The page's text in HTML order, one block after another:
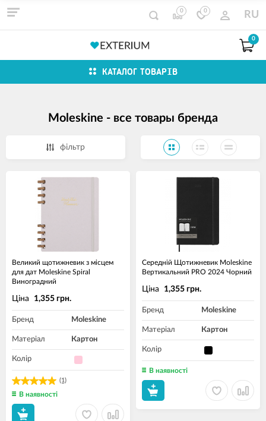
0 0 RU
0
КАТАЛОГ ТОВАРІВ
Moleskine - все товары бренда
фільтр
Великий щотижневик з місцем
для дат Moleskine Spiral
Виноградний
(1)
Ціна 1,355 грн.
Бренд Moleskine
Матеріал Картон
Колір
В наявності
Середній Щотижневик Moleskine
Вертикальний PRO 2024 Чорний
Ціна 1,355 грн.
Бренд Moleskine
Матеріал Картон
Колір
В наявності